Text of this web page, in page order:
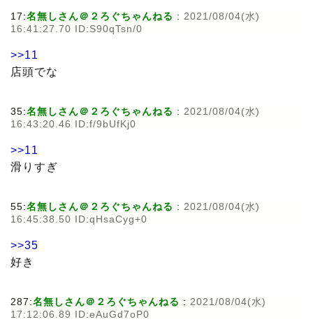
17:名無しさん＠２ろぐちゃんねる : 2021/08/04(水)
16:41:27.70 ID:S90qTsn/0
>>11
店頭でな
35:名無しさん＠２ろぐちゃんねる : 2021/08/04(水)
16:43:20.46 ID:f/9bUfKj0
>>11
滑りすぎ
55:名無しさん＠２ろぐちゃんねる : 2021/08/04(水)
16:45:38.50 ID:qHsaCyg+0
>>35
好き
287:名無しさん＠２ろぐちゃんねる : 2021/08/04(水)
17:12:06.89 ID:eAuGd7oP0